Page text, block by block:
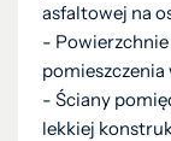
asfaltowej na
-
pomieszczenia
- Ściany
lekkiej